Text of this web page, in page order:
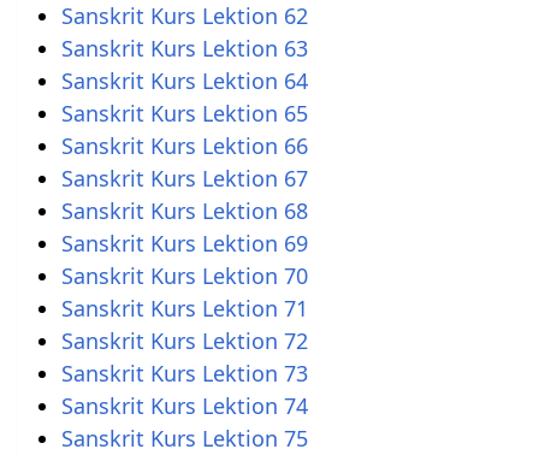
Sanskrit Kurs Lektion 62
Sanskrit Kurs Lektion 63
Sanskrit Kurs Lektion 64
Sanskrit Kurs Lektion 65
Sanskrit Kurs Lektion 66
Sanskrit Kurs Lektion 67
Sanskrit Kurs Lektion 68
Sanskrit Kurs Lektion 69
Sanskrit Kurs Lektion 70
Sanskrit Kurs Lektion 71
Sanskrit Kurs Lektion 72
Sanskrit Kurs Lektion 73
Sanskrit Kurs Lektion 74
Sanskrit Kurs Lektion 75